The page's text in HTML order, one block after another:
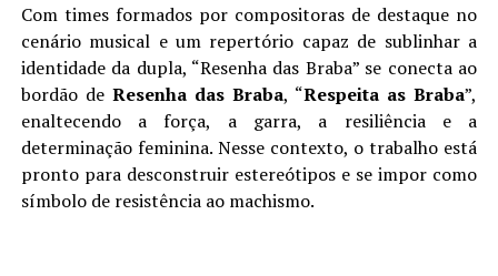
Com times formados por compositoras de destaque no
cenário musical e um repertório capaz de sublinhar a
identidade da dupla, “Resenha das Braba” se conecta ao
bordão de Resenha das Braba, “Respeita as Braba”,
enaltecendo a força, a garra, a resiliência e a
determinação feminina. Nesse contexto, o trabalho está
pronto para desconstruir estereótipos e se impor como
símbolo de resistência ao machismo.